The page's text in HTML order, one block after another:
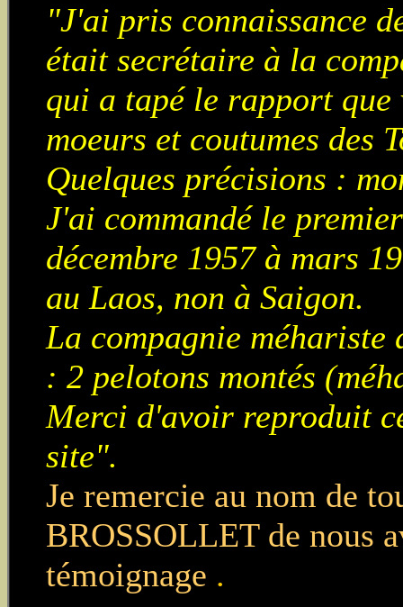
"J'ai pris connaissance
était secrétaire à la
qui a tapé le rapport que
moeurs et coutumes des
Quelques précisions :
J'ai commandé le
décembre 1957 à mars
au Laos, non à Saigon.
La compagnie
: 2 pelotons montés
Merci d'avoir reproduit
site".
Je remercie au nom de
BROSSOLLET de nous
témoignage .